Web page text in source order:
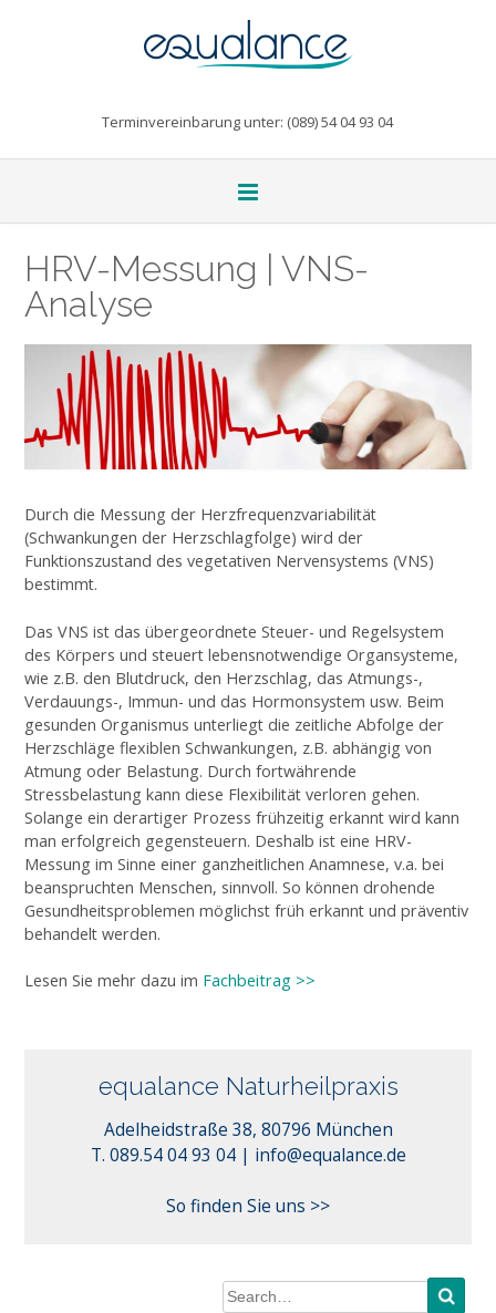
Terminvereinbarung unter: (089) 54 04 93 04
HRV-Messung | VNS-
Analyse
Durch die Messung der Herzfrequenzvariabilität
(Schwankungen der Herzschlagfolge) wird der
Funktionszustand des vegetativen Nervensystems (VNS)
bestimmt.
Das VNS ist das übergeordnete Steuer- und Regelsystem
des Körpers und steuert lebensnotwendige Organsysteme,
wie z.B. den Blutdruck, den Herzschlag, das Atmungs-,
Verdauungs-, Immun- und das Hormonsystem usw. Beim
gesunden Organismus unterliegt die zeitliche Abfolge der
Herzschläge flexiblen Schwankungen, z.B. abhängig von
Atmung oder Belastung. Durch fortwährende
Stressbelastung kann diese Flexibilität verloren gehen.
Solange ein derartiger Prozess frühzeitig erkannt wird kann
man erfolgreich gegensteuern. Deshalb ist eine HRV-
Messung im Sinne einer ganzheitlichen Anamnese, v.a. bei
beanspruchten Menschen, sinnvoll. So können drohende
Gesundheitsproblemen möglichst früh erkannt und präventiv
behandelt werden.
Lesen Sie mehr dazu im Fachbeitrag >>
equalance Naturheilpraxis
Adelheidstraße 38, 80796 München
T. 089.54 04 93 04 | info@equalance.de
So finden Sie uns >>